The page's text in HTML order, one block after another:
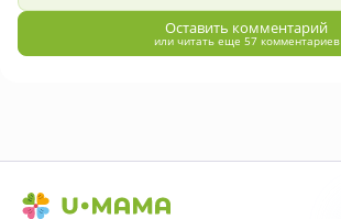
Оставить комментарий
или читать еще 57 комментариев